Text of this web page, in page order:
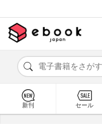
新刊 セール